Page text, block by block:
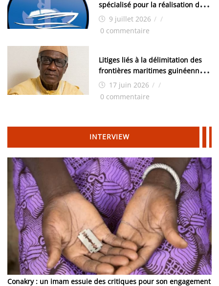
spécialisé pour la réalisation des
études techniques
9 juillet 2026 / /
0 commentaire
Litiges liés à la délimitation des
frontières maritimes guinéennes:
Idrissa Chérif écrit au ministre
des Hydrocarbures
17 juin 2026 / /
0 commentaire
INTERVIEW
Conakry : un imam essuie des critiques pour son engagement